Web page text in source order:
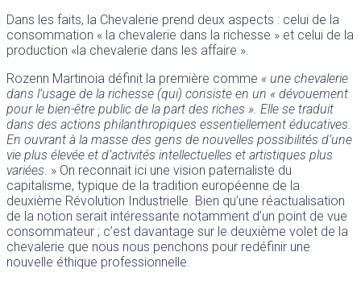
Dans les faits, la Chevalerie prend deux aspects : celui de la
consommation « la chevalerie dans la richesse » et celui de la
production «la chevalerie dans les affaire ».
Rozenn Martinoia définit la première comme « une chevalerie
dans l’usage de la richesse (qui) consiste en un « dévouement
pour le bien-être public de la part des riches ». Elle se traduit
dans des actions philanthropiques essentiellement éducatives.
En ouvrant à la masse des gens de nouvelles possibilités d’une
vie plus élevée et d’activités intellectuelles et artistiques plus
variées . » On reconnait ici une vision paternaliste du
capitalisme, typique de la tradition européenne de la
deuxième Révolution Industrielle. Bien qu’une réactualisation
de la notion serait intéressante notamment d’un point de vue
consommateur ; c’est davantage sur le deuxième volet de la
chevalerie que nous nous penchons pour redéfinir une
nouvelle éthique professionnelle.